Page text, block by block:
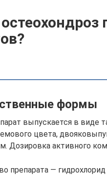
формы
выпускается в виде
цвета,
Дозировка активного
препарата —